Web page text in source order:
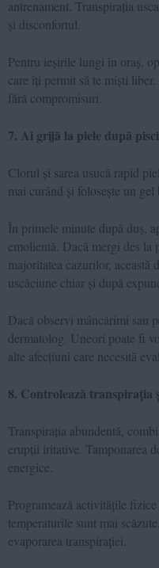
antrenament. Transpirația
și disconfortul.
Pentru ieșirile lungi în oraș,
care îți permit să te miști
fără compromisuri.
7. Ai grijă la piele după
Clorul și sarea usucă rapid
mai curând și folosește un gel
În primele minute după duș,
emolientă. Dacă mergi des la
majoritatea cazurilor, această
uscăciune chiar și după
Dacă observi mâncărimi sau
dermatolog. Uneori poate fi
alte afecțiuni care necesită
8. Controlează transpirația
Transpirația abundentă,
erupții iritative. Tamponarea
energice.
Programează activitățile
temperaturile sunt mai
evaporarea transpirației.